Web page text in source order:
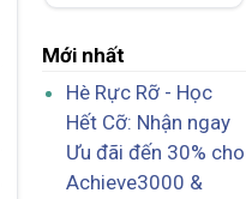
Mới nhất
Hè Rực Rỡ - Học
Hết Cỡ: Nhận ngay
Ưu đãi đến 30% cho
Achieve3000 &